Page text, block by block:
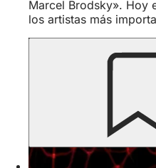
Marcel Brodsky». Hoy
los artistas más